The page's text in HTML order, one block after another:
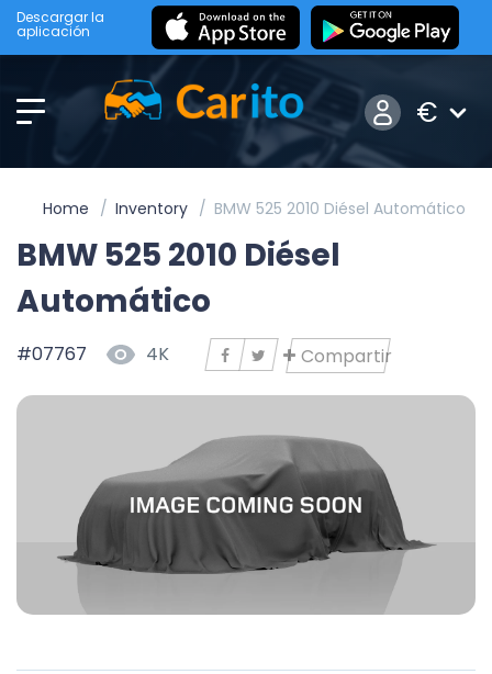
Descargar la
aplicación
€
Home Inventory BMW 525 2010 Diésel Automático
BMW 525 2010 Diésel
Automático
#07767 4K Compartir